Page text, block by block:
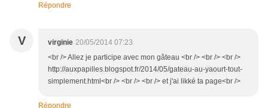
Répondre
V virginie 20/05/2014 07:23
<br /> Allez je participe avec mon gâteau <br /> <br /> <br />
http://auxpapilles.blogspot.fr/2014/05/gateau-au-yaourt-tout-
simplement.html<br /> <br /> <br /> et j'ai likké ta page<br />
Répondre